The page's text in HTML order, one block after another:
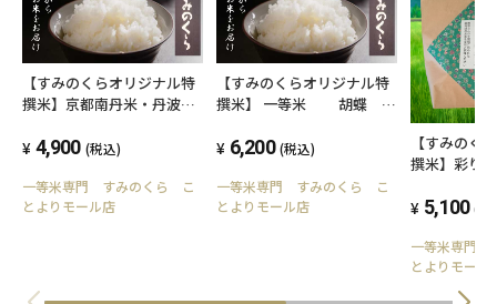
【すみのくらオリジナル特
撰米】京都南丹米・丹波米
4,900 (税込)
一等米専門 すみのくら こ
とよりモール店
【すみのくらオリジナル特
撰米】 一等米 胡蝶
6,200 (税込)
一等米専門 すみのくら こ
とよりモール店
【すみのく
撰米】彩り
5,100 (税
一等米専門
とよりモール